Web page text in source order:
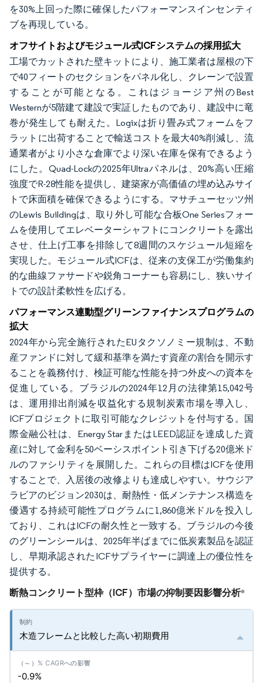
を30%上回った際に確保したパフォーマンスインセンティ
ブを再現している。
オフサイトおよびモジュール式ICFシステムの採用拡大
工場でカットされた壁キットにより、施工業者は屋根の下
で40フィートのセクションをパネル化し、クレーンで設置
することが可能となる。これはジョージア州のBest
Westernが5階建て建設で実証したものであり、建設中に竜
巻が発生しても耐えた。Logixは折り畳み式フォームをフ
ラットに出荷することで輸送コストを最大40%削減し、流
通業者がより小さな倉庫でより深い在庫を保有できるよう
にした。Quad-Lockの2025年Ultraパネルは、20%高い圧縮
強度でR-28性能を提供し、建築家が高価値の埋め込みサイ
トで床面積を確保できるようにする。マサチューセッツ州
のLewis Buildingは、取り外し可能な合板One Seriesフォー
ムを使用してエレベーターシャフトにコンクリートを露出
させ、仕上げ工事を排除して8週間のスケジュール短縮を
実現した。モジュール式ICFは、従来の支保工が労働集約
的な曲線ファサードや鋭角コーナーも容易にし、狭いサイ
トでの設計柔軟性を広げる。
パフォーマンス連動型グリーンファイナンスプログラムの
拡大
2024年から完全施行されたEUタクソノミー規制は、不動
産ファンドに対して緩和基準を満たす資産の割合を開示す
ることを義務付け、検証可能な性能を持つ外皮への資本を
促進している。ブラジルの2024年12月の法律第15,042号
は、運用排出削減を収益化する規制炭素市場を導入し、
ICFプロジェクトに取引可能なクレジットを付与する。国
際金融公社は、Energy StarまたはLEED認証を達成した資
産に対して金利を50ベーシスポイント引き下げる20億米ド
ルのファシリティを展開した。これらの目標はICFを使用
することで、入居後の改修よりも達成しやすい。サウジア
ラビアのビジョン2030は、耐熱性・低メンテナンス構造を
優遇する持続可能性プログラムに1,860億米ドルを投入し
ており、これはICFの耐久性と一致する。ブラジルの今後
のグリーンシールは、2025年半ばまでに低炭素製品を認証
し、早期承認されたICFサプライヤーに調達上の優位性を
提供する。
断熱コンクリート型枠（ICF）市場の抑制要因影響分析*
木造フレームと比較した高い初期費用
-0.9%